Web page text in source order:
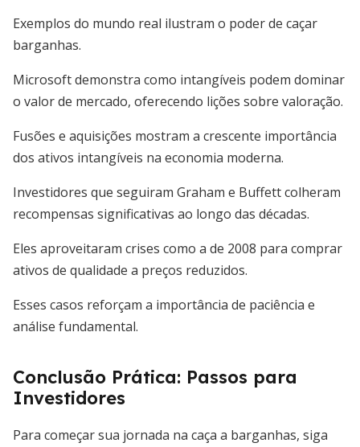
Exemplos do mundo real ilustram o poder de caçar
barganhas.
Microsoft demonstra como intangíveis podem dominar
o valor de mercado, oferecendo lições sobre valoração.
Fusões e aquisições mostram a crescente importância
dos ativos intangíveis na economia moderna.
Investidores que seguiram Graham e Buffett colheram
recompensas significativas ao longo das décadas.
Eles aproveitaram crises como a de 2008 para comprar
ativos de qualidade a preços reduzidos.
Esses casos reforçam a importância de paciência e
análise fundamental.
Conclusão Prática: Passos para
Investidores
Para começar sua jornada na caça a barganhas, siga